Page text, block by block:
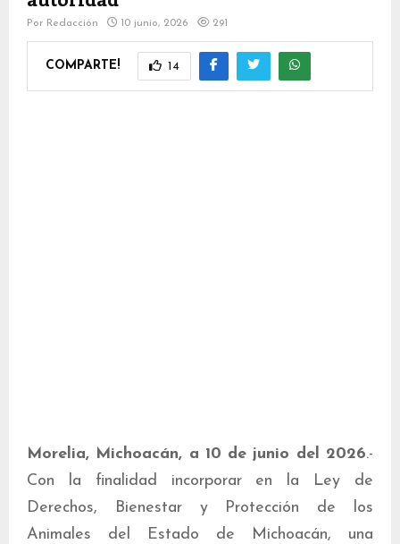
Por Redacción 10 junio, 2026 291
COMPARTE! 14
Morelia, Michoacán, a 10 de junio del 2026.-
Con la finalidad incorporar en la Ley de
Derechos, Bienestar y Protección de los
Animales del Estado de Michoacán, una